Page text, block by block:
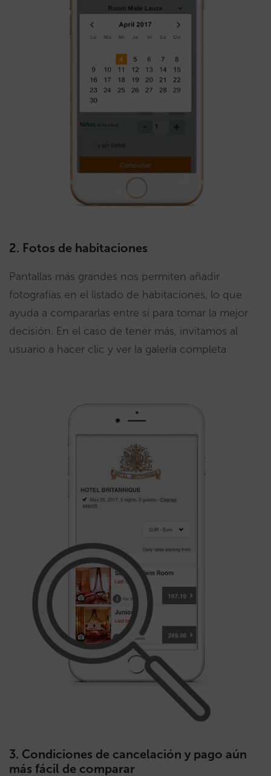
2. Fotos de habitaciones
Pantallas más grandes nos permiten añadir
fotografías en el listado de habitaciones, lo que
ayuda a compararlas entre sí para tomar la mejor
decisión. En el caso de tener más, invitamos al
usuario a hacer clic y ver la galería completa
3. Condiciones de cancelación y pago aún
más fácil de comparar